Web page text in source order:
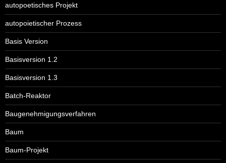
autopoetisches Projekt
autopoietischer Prozess
Basis Version
Basisversion 1.2
Basisversion 1.3
Batch-Reaktor
Baugenehmigungsverfahren
Baum
Baum-Projekt